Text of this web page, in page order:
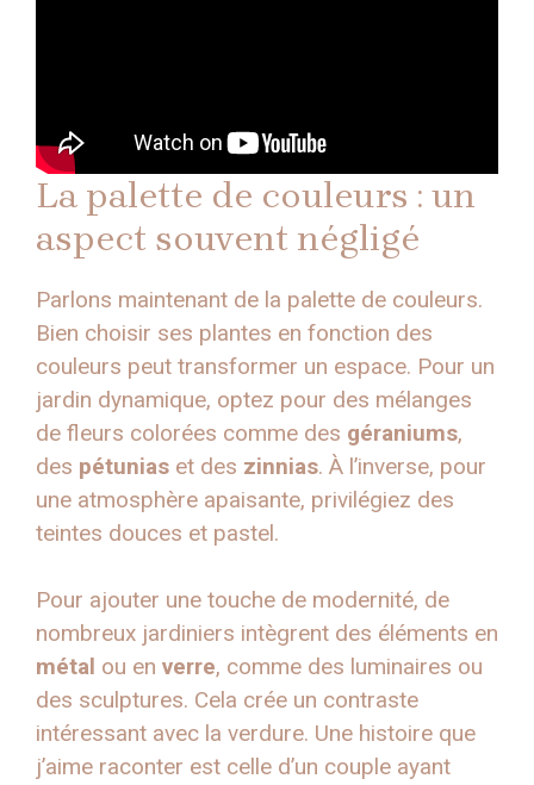
La palette de couleurs : un
aspect souvent négligé
Parlons maintenant de la palette de couleurs.
Bien choisir ses plantes en fonction des
couleurs peut transformer un espace. Pour un
jardin dynamique, optez pour des mélanges
de fleurs colorées comme des géraniums,
des pétunias et des zinnias. À l’inverse, pour
une atmosphère apaisante, privilégiez des
teintes douces et pastel.
Pour ajouter une touche de modernité, de
nombreux jardiniers intègrent des éléments en
métal ou en verre, comme des luminaires ou
des sculptures. Cela crée un contraste
intéressant avec la verdure. Une histoire que
j’aime raconter est celle d’un couple ayant